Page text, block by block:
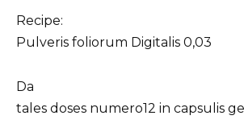
Recipe:
Pulveris foliorum Digitalis 0,03
Da
tales doses numero12 in capsulis